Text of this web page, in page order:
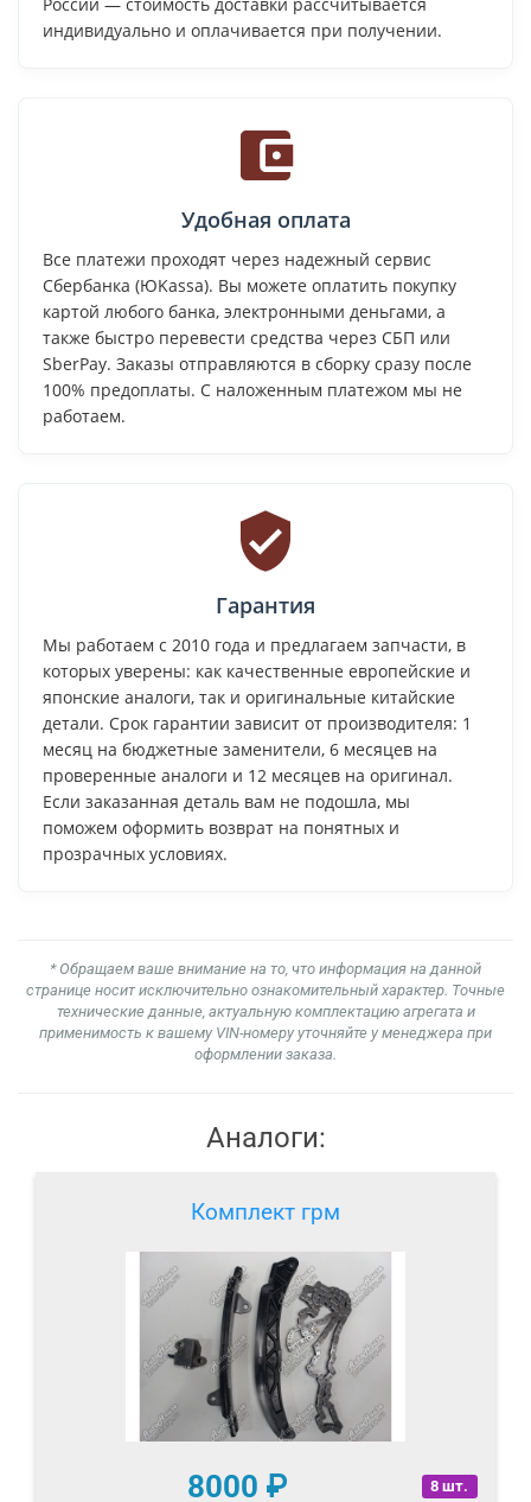
индивидуально и оплачивается при получении.
Удобная оплата
Все платежи проходят через надежный сервис
Сбербанка (ЮKassa). Вы можете оплатить покупку
картой любого банка, электронными деньгами, а
также быстро перевести средства через СБП или
SberPay. Заказы отправляются в сборку сразу после
100% предоплаты. С наложенным платежом мы не
работаем.
Гарантия
Мы работаем с 2010 года и предлагаем запчасти, в
которых уверены: как качественные европейские и
японские аналоги, так и оригинальные китайские
детали. Срок гарантии зависит от производителя: 1
месяц на бюджетные заменители, 6 месяцев на
проверенные аналоги и 12 месяцев на оригинал.
Если заказанная деталь вам не подошла, мы
поможем оформить возврат на понятных и
прозрачных условиях.
* Обращаем ваше внимание на то, что информация на данной
странице носит исключительно ознакомительный характер. Точные
технические данные, актуальную комплектацию агрегата и
применимость к вашему VIN-номеру уточняйте у менеджера при
оформлении заказа.
Аналоги:
Комплект грм
8 шт.
8000 ₽